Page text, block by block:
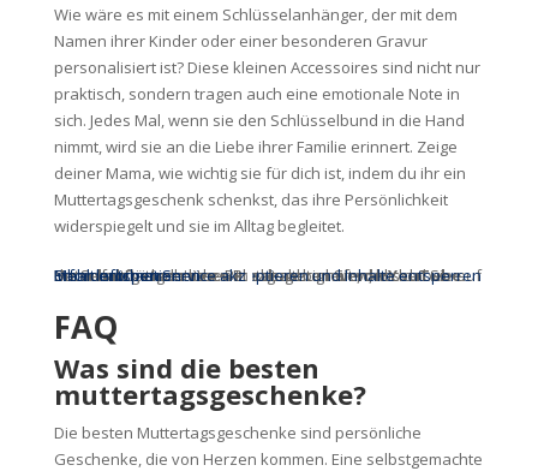
Wie wäre es mit einem Schlüsselanhänger, der mit dem
Namen ihrer Kinder oder einer besonderen Gravur
personalisiert ist? Diese kleinen Accessoires sind nicht nur
praktisch, sondern tragen auch eine emotionale Note in
sich. Jedes Mal, wenn sie den Schlüsselbund in die Hand
nimmt, wird sie an die Liebe ihrer Familie erinnert. Zeige
deiner Mama, wie wichtig sie für dich ist, indem du ihr ein
Muttertagsgeschenk schenkst, das ihre Persönlichkeit
widerspiegelt und sie im Alltag begleitet.
Sie sehen gerade einen Platzhalterinhalt vonYouTube
. Um auf den eigentlichen Inhalt zuzugreifen, klicken Sie auf die Schaltfläche unten. Bitte beachten Sie, dass dabei Daten an Drittanbieter weitergegeben werden.
Mehr Informationen
Inhalt entsperren
Erforderlichen Service akzeptieren und Inhalte entsperren
FAQ
Was sind die besten
muttertagsgeschenke?
Die besten Muttertagsgeschenke sind persönliche
Geschenke, die von Herzen kommen. Eine selbstgemachte